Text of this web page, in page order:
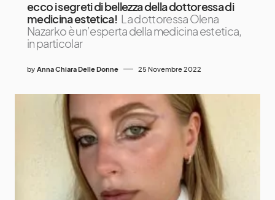
ecco i segreti di bellezza della dottoressa di
medicina estetica! La dottoressa Olena
Nazarko è un’esperta della medicina estetica,
in particolar
by Anna Chiara Delle Donne 25 Novembre 2022